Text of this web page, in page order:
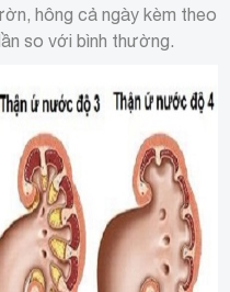
hông cả ngày kèm theo
so với bình thường.